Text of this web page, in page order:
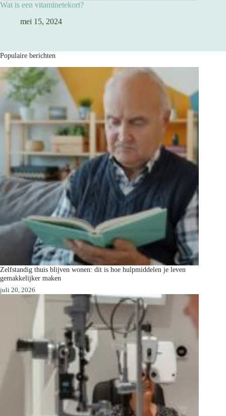
Wat is een vitaminetekort?
mei 15, 2024
Populaire berichten
Zelfstandig thuis blijven wonen: dit is hoe hulpmiddelen je leven
gemakkelijker maken
juli 20, 2026